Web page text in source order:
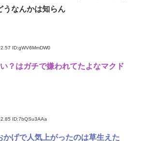
うなんかは知らん
ID:gWV6MmDW0
？はガチで嫌われてたよなマクド
ID:7bQSu3AAa
かげで人気上がったのは草生えた